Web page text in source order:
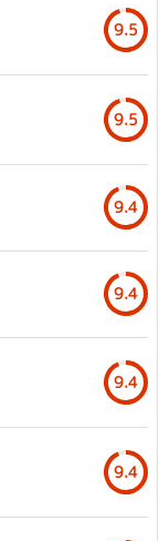
9.5
9.5
9.4
9.4
9.4
9.4